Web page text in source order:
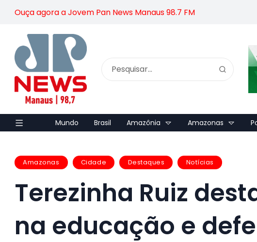
Ouça agora a Jovem Pan News Manaus 98.7 FM
Mundo Brasil Amazônia Amazonas
Amazonas Cidade Destaques Notícias
Terezinha Ruiz
na educação e